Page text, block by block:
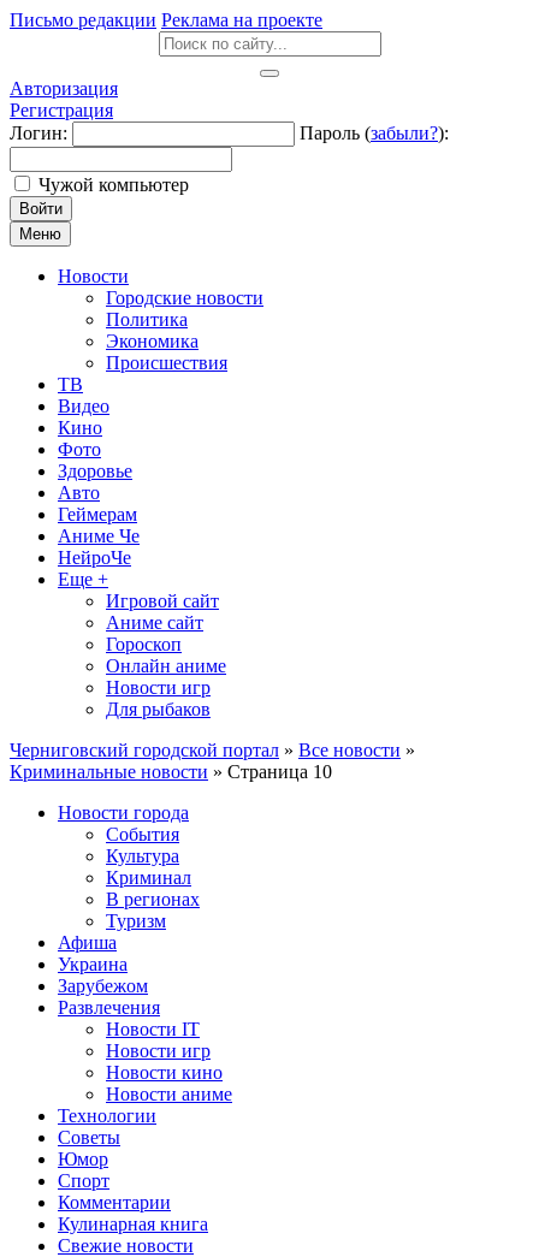
Письмо редакции Реклама на проекте
Авторизация
Регистрация
Логин:
Пароль (забыли?):
Чужой компьютер
Войти
Меню
Новости
Городские новости
Политика
Экономика
Происшествия
ТВ
Видео
Кино
Фото
Здоровье
Авто
Геймерам
Аниме Че
НейроЧе
Еще +
Игровой сайт
Аниме сайт
Гороскоп
Онлайн аниме
Новости игр
Для рыбаков
Черниговский городской портал » Все новости »
Криминальные новости » Страница 10
Новости города
События
Культура
Криминал
В регионах
Туризм
Афиша
Украина
Зарубежом
Развлечения
Новости IT
Новости игр
Новости кино
Новости аниме
Технологии
Советы
Юмор
Спорт
Комментарии
Кулинарная книга
Свежие новости